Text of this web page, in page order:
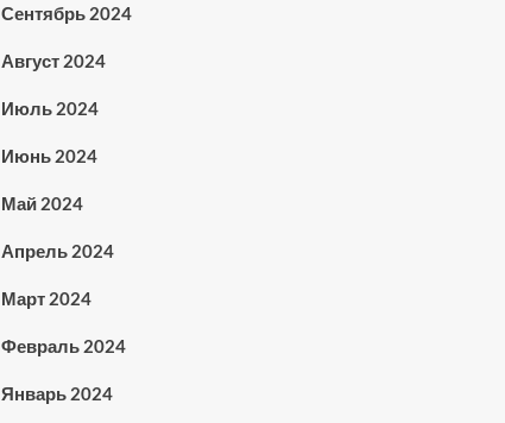
Сентябрь 2024
Август 2024
Июль 2024
Июнь 2024
Май 2024
Апрель 2024
Март 2024
Февраль 2024
Январь 2024